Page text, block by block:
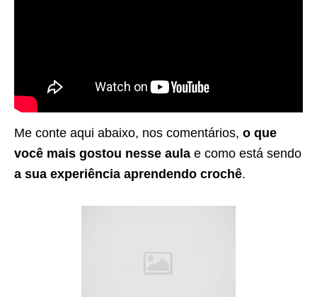
Me conte aqui abaixo, nos comentários, o que
você mais gostou nesse aula e como está sendo
a sua experiência aprendendo crochê.